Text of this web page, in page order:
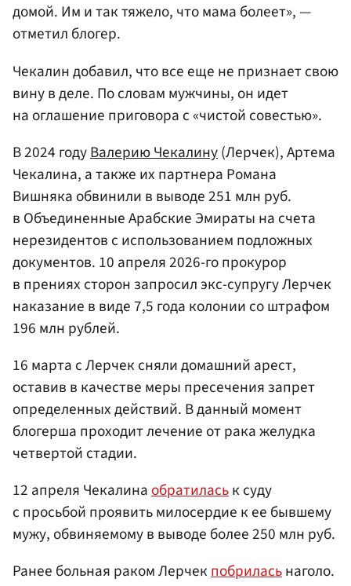
домой. Им и так тяжело, что мама болеет», —
отметил блогер.
Чекалин добавил, что все еще не признает свою
вину в деле. По словам мужчины, он идет
на оглашение приговора с «чистой совестью».
В 2024 годуВалерию Чекалину(Лерчек), Артема
Чекалина, а также их партнера Романа
Вишняка обвинили в выводе 251 млн руб.
в Объединенные Арабские Эмираты на счета
нерезидентов с использованием подложных
документов. 10 апреля 2026-го прокурор
в прениях сторон запросил экс-супругу Лерчек
наказание в виде 7,5 года колонии со штрафом
196 млн рублей.
16 марта с Лерчек сняли домашний арест,
оставив в качестве меры пресечения запрет
определенных действий. В данный момент
блогерша проходит лечение от рака желудка
четвертой стадии.
12 апреля Чекалинаобратиласьк суду
с просьбой проявить милосердие к ее бывшему
мужу, обвиняемому в выводе более 250 млн руб.
Ранее больная раком Лерчекпобриласьнаголо.